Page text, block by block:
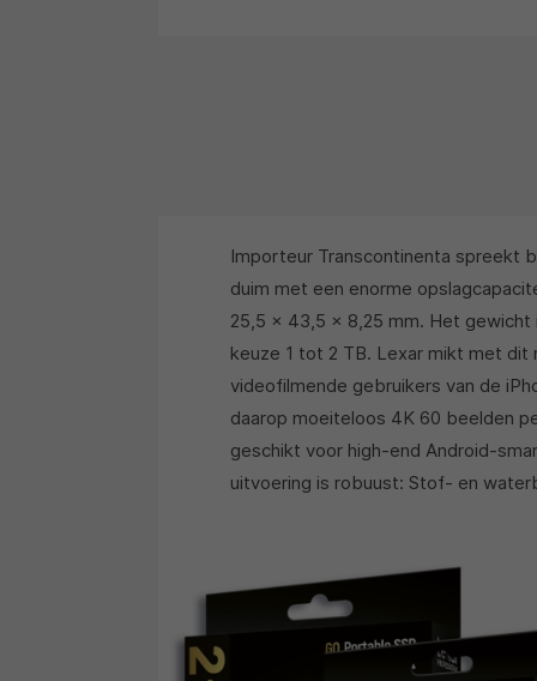
Importeur Transcontinenta spreekt
duim met een enorme
25,5 x 43,5 x 8,25 mm. Het gewicht
keuze 1 tot 2 TB. Lexar mikt met dit
videofilmende gebruikers van de
daarop moeiteloos 4K 60 beelden
geschikt voor high-end Android-
uitvoering is robuust: Stof- en